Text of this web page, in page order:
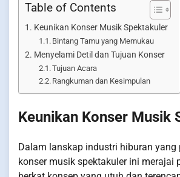
Table of Contents
Keunikan Konser Musik Spektakuler
Bintang Tamu yang Memukau
Menyelami Detil dan Tujuan Konser
Tujuan Acara
Rangkuman dan Kesimpulan
Keunikan Konser Musik
Dalam lanskap industri hiburan yang
konser musik spektakuler ini merajai